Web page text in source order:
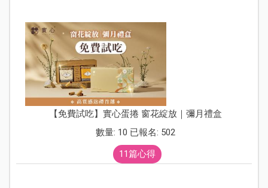
【免費試吃】實心蛋捲 窗花綻放｜彌月禮盒
數量: 10 已報名: 502
11篇心得